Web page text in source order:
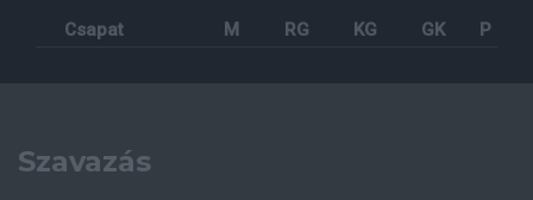
Csapat M RG KG GK P
Szavazás